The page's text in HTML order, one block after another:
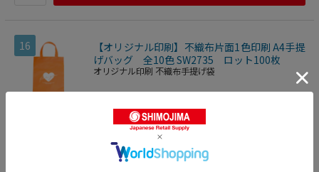
16
【オリジナル印刷】不織布片面1色印刷 A4手提
げバッグ 全10色 SW2735 ロット100枚
オリジナル印刷 不織布手提げ袋
ッグ、コットン巾着をカラーバリエーションで取り揃えまし
た。片面シルク1色印刷、印刷領域は別途テンプレートでご
確認下さい。
4525241951684
シモラボ〈特注品〉
布袋・コットン巾着>